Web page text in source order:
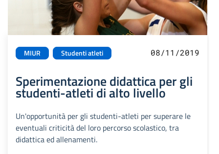
MIUR Studenti atleti 08/11/2019
Sperimentazione didattica per gli
studenti-atleti di alto livello
Un'opportunità per gli studenti-atleti per superare le
eventuali criticità del loro percorso scolastico, tra
didattica ed allenamenti.